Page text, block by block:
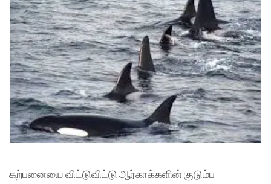
கற்பனையை விட்டுவிட்டு ஆர்காக்களின் குடும்ப